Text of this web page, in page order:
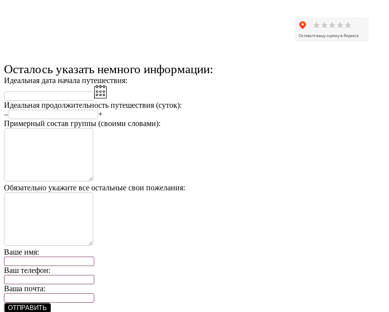
Осталось указать немного информации:
Идеальная дата начала путешествия:
Идеальная продолжительность путешествия (суток):
–
+
Примерный состав группы (своими словами):
Обязательно укажите все остальные свои пожелания:
Ваше имя:
Ваш телефон:
Ваша почта:
ОТПРАВИТЬ